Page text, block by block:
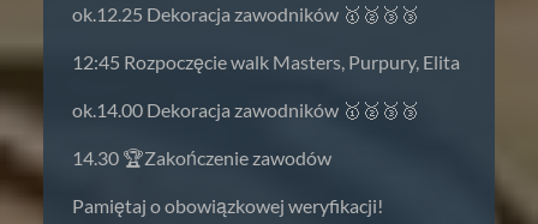
ok.12.25 Dekoracja zawodników 🥇🥈🥉🥉
12:45 Rozpoczęcie walk Masters, Purpury, Elita
ok.14.00 Dekoracja zawodników 🥇🥈🥉🥉
14.30 🏆Zakończenie zawodów
Pamiętaj o obowiązkowej weryfikacji!